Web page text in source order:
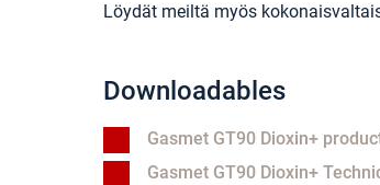
Löydät meiltä myös
Downloadables
Gasmet GT90 Dioxin+
Gasmet GT90 Dioxin+